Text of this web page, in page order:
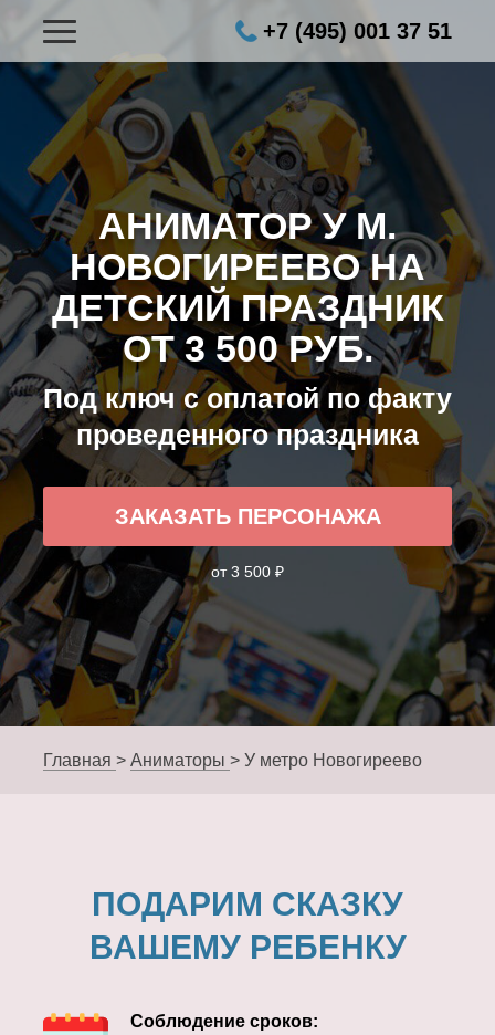
+7 (495) 001 37 51
АНИМАТОР У М.
НОВОГИРЕЕВО НА
ДЕТСКИЙ ПРАЗДНИК
ОТ 3 500 РУБ.
Под ключ с оплатой по факту
проведенного праздника
ЗАКАЗАТЬ ПЕРСОНАЖА
от 3 500 ₽
Главная > Аниматоры > У метро Новогиреево
ПОДАРИМ СКАЗКУ
ВАШЕМУ РЕБЕНКУ
Соблюдение сроков: